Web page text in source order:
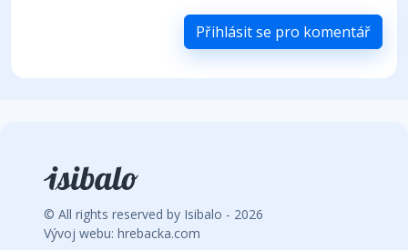
Přihlásit se pro komentář
© All rights reserved by Isibalo - 2026
Vývoj webu: hrebacka.com